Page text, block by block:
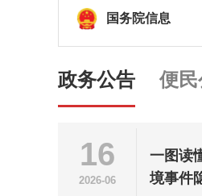
国务院信息
政务公告 便
16
2026-06
一图读
境事件